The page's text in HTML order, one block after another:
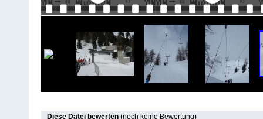
Diese Datei bewerten (noch keine Bewertung)